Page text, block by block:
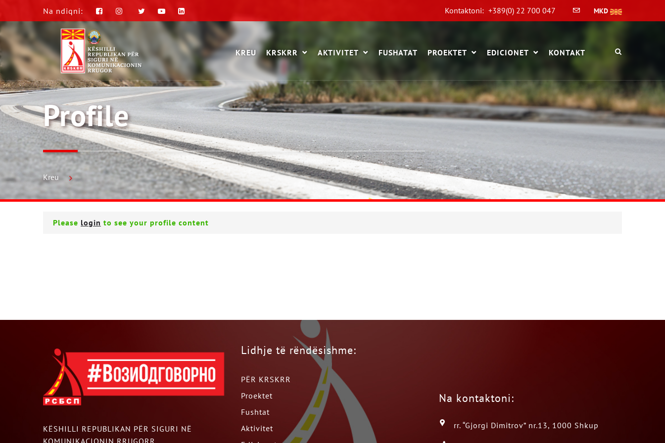
Na ndiqni: Kontaktoni: +389(0) 22 700 047 MKD
KREU KRSKRR AKTIVITET FUSHATAT PROEKTET EDICIONET KONTAKT
Profile
Kreu
Please login to see your profile content
KËSHILLI REPUBLIKAN PËR SIGURI NË
KOMUNIKACIONIN RRUGORR
Lidhje të rëndësishme:
PËR KRSKRR
Proektet
Fushtat
Aktivitet
Na kontaktoni:
rr. “Gjorgi Dimitrov” nr.13, 1000 Shkup